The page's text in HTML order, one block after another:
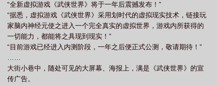
界 提前登录武侠世界 提前登录武侠游戏世界 提起登录武侠世界
陆武侠世界好看吗 提前登陆武侠世界百度百科
“全新虚拟游戏《武侠世界》将于一年后震撼发布！”
“据悉，虚拟游戏《武侠世界》采用划时代的虚拟现实技术，链接玩
家脑内神经元使之进入一个完全真实的虚拟世界，游戏内所获得的
一切能力，都能将之具现到现实！”
“目前游戏已经进入内测阶段，一年之后便正式公测，敬请期待！”
大街小巷中，随处可见的大屏幕、海报上，满是《武侠世界》的宣
传广告。